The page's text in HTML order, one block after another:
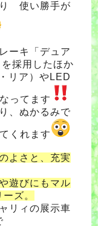
り 使い勝手が
ーキ「デュア
採用したほか
リア）やLED
ってます
、ぬかるみで
くれます
よさと、充実
遊びにもマル
ズ。
リィの展示車